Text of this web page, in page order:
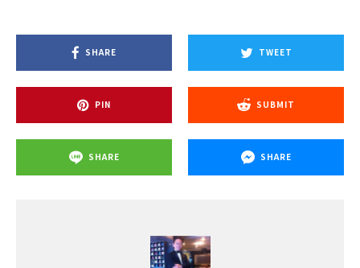
SHARE TWEET
PIN SUBMIT
SHARE SHARE